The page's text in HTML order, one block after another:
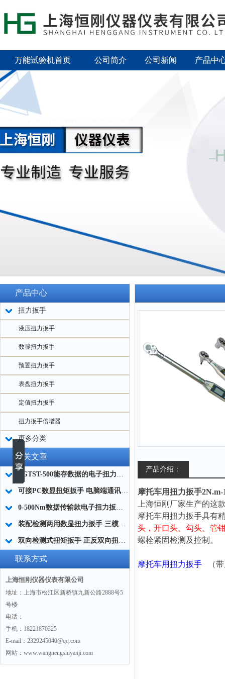
万能试验机首页 公司简介 公司新闻 产品中
产品中心
扭力扳手
液压扭力扳手
数显扭力扳手
预置扭力扳手
表盘扭力扳手
定值扭力扳手
扭力扳手倍增器
更多分类
相关文章
SGTST-500能存数据的电子扭力扳手 带工作记录的智能扭力扳手厂家
可接PC数显扭矩扳手 电脑端通讯力矩扳手 数据上传电脑电子扭力扳手厂家
0-500Nm数据传输款电子扭力扳手,信号输出追溯扭矩值的扭矩扳手
装配检测两用数显扭力扳手 三模式切换扭矩扳手 工业紧固测量力矩扳手品牌
双向检测式扭矩扳手 正反双向扭力测试检测扳手 正旋反旋力矩扳手厂家
联系方式
上海恒刚仪器仪表有限公司
地址：上海市松江区新桥镇九新公路2888号5
号楼
电话：
手机：18221870325
E-mail：2329245040@qq.com
网站：www.wangnengshiyanji.com
产品介绍：
摩托车用扭力扳手
上海恒刚厂家生产的这
摩托车用扭力扳手具有
头， 开口头、勾头、管
螺栓紧固检测及控制。
摩托车用扭力扳手 （